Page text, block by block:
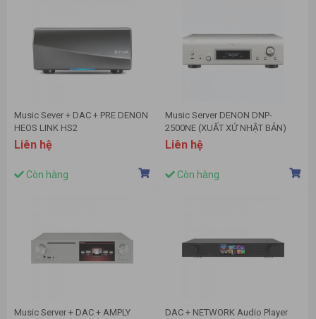
Music Sever + DAC + PRE DENON
HEOS LINK HS2
Liên hệ
Còn hàng
Music Server DENON DNP-
2500NE (XUẤT XỨ NHẬT BẢN)
Liên hệ
Còn hàng
Music Server + DAC + AMPLY
DAC + NETWORK Audio Player